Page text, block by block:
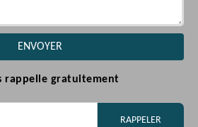
rappelle gratuitement